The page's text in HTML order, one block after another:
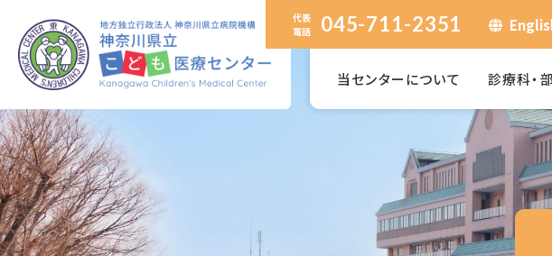
代表
電話
045-711-2351
当センターについて 診療科・